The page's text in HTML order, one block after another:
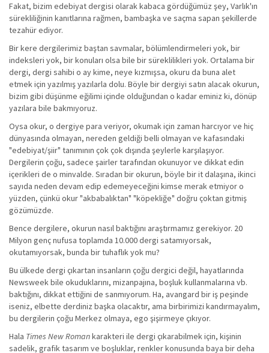
Fakat, bizim edebiyat dergisi olarak kabaca gördüğümüz şey, Varlık'ın
sürekliliğinin kanıtlarına rağmen, bambaşka ve saçma sapan şekillerde
tezahür ediyor.
Bir kere dergilerimiz baştan savmalar, bölümlendirmeleri yok, bir
indeksleri yok, bir konuları olsa bile bir süreklilikleri yok. Ortalama bir
dergi, dergi sahibi o ay kime, neye kızmışsa, okuru da buna alet
etmek için yazılmış yazılarla dolu. Böyle bir dergiyi satın alacak okurun,
bizim gibi düşünme eğilimi içinde olduğundan o kadar eminiz ki, dönüp
yazılara bile bakmıyoruz.
Oysa okur, o dergiye para veriyor, okumak için zaman harcıyor ve hiç
dünyasında olmayan, nereden geldiği belli olmayan ve kafasındaki
"edebiyat/şiir" tanımının çok çok dışında şeylerle karşılaşıyor.
Dergilerin çoğu, sadece şairler tarafından okunuyor ve dikkat edin
içerikleri de o minvalde. Sıradan bir okurun, böyle bir it dalaşına, ikinci
sayıda neden devam edip edemeyeceğini kimse merak etmiyor o
yüzden, çünkü okur "akbabalıktan" "köpekliğe" doğru çoktan gitmiş
gözümüzde.
Bence dergilere, okurun nasıl baktığını araştırmamız gerekiyor. 20
Milyon genç nufusa toplamda 10.000 dergi satamıyorsak,
okutamıyorsak, bunda bir tuhaflık yok mu?
Bu ülkede dergi çıkartan insanların çoğu dergici değil, hayatlarında
Newsweek bile okuduklarını, mizanpajına, boşluk kullanmalarına vb.
baktığını, dikkat ettiğini de sanmıyorum. Ha, avangard bir iş peşinde
iseniz, elbette derdiniz başka olacaktır, ama birbirimizi kandırmayalım,
bu dergilerin çoğu Merkez olmaya, ego şişirmeye çıkıyor.
Hala Times New Romankarakteri ile dergi çıkarabilmek için, kişinin
sadelik, grafik tasarım ve boşluklar, renkler konusunda baya bir deha